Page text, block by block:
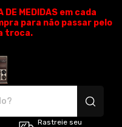
DE MEDIDAS em cada
para não passar pelo
troca.
Rastreie seu